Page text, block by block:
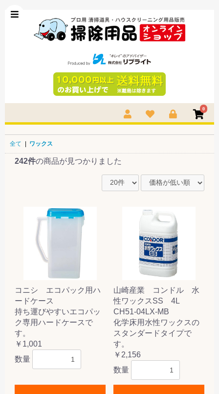
0
全て | ワックス
242件の商品が見つかりました
コニシ エコパック用ハ
ードケース
持ち運びやすいエコパッ
ク専用ハードケースで
す。
￥1,001
数量
山崎産業 コンドル 水
性ワックスSS 4L
CH51-04LX-MB
化学床用水性ワックスの
スタンダードタイプで
す。
￥2,156
数量